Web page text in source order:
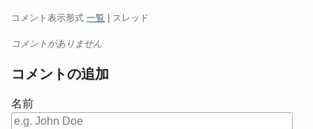
コメント表示形式 一覧 | スレッド
コメントがありません
コメントの追加
名前